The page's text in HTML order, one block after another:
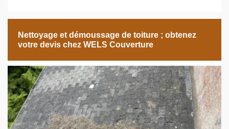
Nettoyage et démoussage de toiture ; obtenez
votre devis chez WELS Couverture